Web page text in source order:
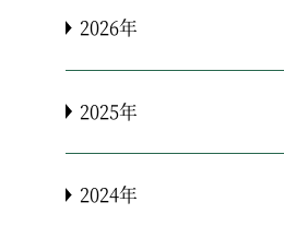
2026年
2025年
2024年